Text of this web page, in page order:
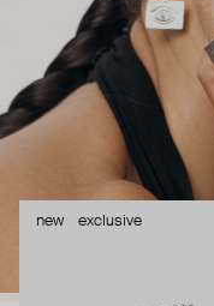
new exclusive